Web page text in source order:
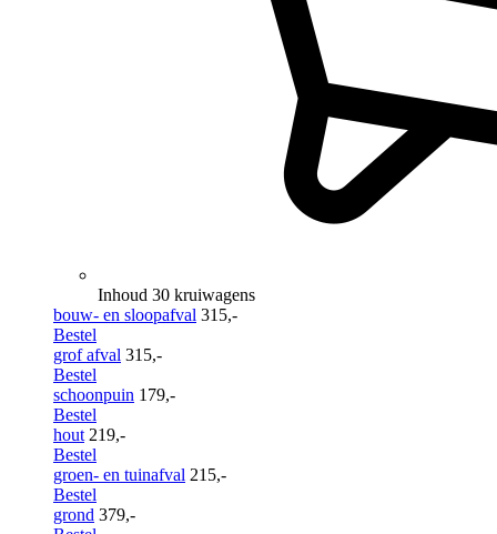
Inhoud 30 kruiwagens
bouw- en sloopafval 315,-
Bestel
grof afval 315,-
Bestel
schoonpuin 179,-
Bestel
hout 219,-
Bestel
groen- en tuinafval 215,-
Bestel
grond 379,-